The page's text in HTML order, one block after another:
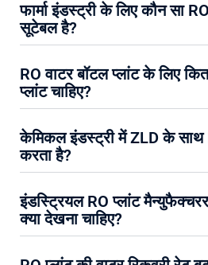
फार्मा इंडस्ट्री के लिए कौन सा
सूटेबल है?
RO वाटर बॉटल प्लांट के लिए
प्लांट चाहिए?
केमिकल इंडस्ट्री में ZLD के साथ
करता है?
इंडस्ट्रियल RO प्लांट
क्या देखना चाहिए?